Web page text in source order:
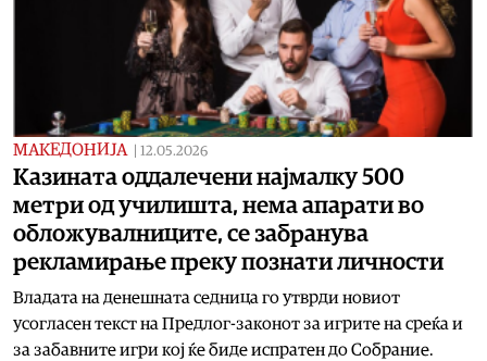
МАКЕДОНИЈА 12.05.2026
Казината оддалечени најмалку 500
метри од училишта, нема апарати во
обложувалниците, се забранува
рекламирање преку познати личности
Владата на денешната седница го утврди новиот
усогласен текст на Предлог-законот за игрите на среќа и
за забавните игри кој ќе биде испратен до Собрание.